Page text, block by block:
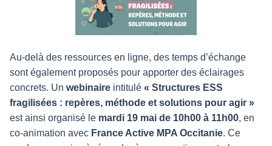
Au-delà des ressources en ligne, des temps d’échange
sont également proposés pour apporter des éclairages
concrets. Un webinaire intitulé « Structures ESS
fragilisées : repères, méthode et solutions pour agir »
est ainsi organisé le mardi 19 mai de 10h00 à 11h00, en
co-animation avec France Active MPA Occitanie. Ce